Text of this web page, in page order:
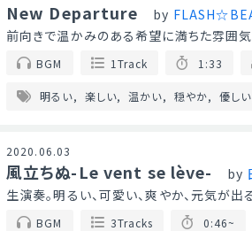
New Departure by
前向きで温かみのある希望に満ちた雰囲
BGM 1Track 1:33
明るい 楽しい 温かい 穏やか 優しい
2020.06.03
風立ちぬ-Le vent se lève- by
生演奏。明るい、可愛い、爽やか、元気が
BGM 3Tracks 0:46~